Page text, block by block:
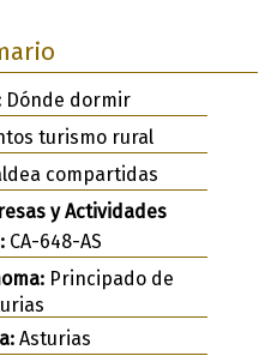
Dónde dormir
turismo rural
compartidas
y Actividades
CA-648-AS
Principado de
Asturias